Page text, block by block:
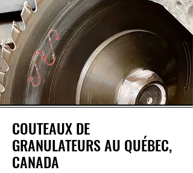
COUTEAUX DE
GRANULATEURS AU QUÉBEC,
CANADA